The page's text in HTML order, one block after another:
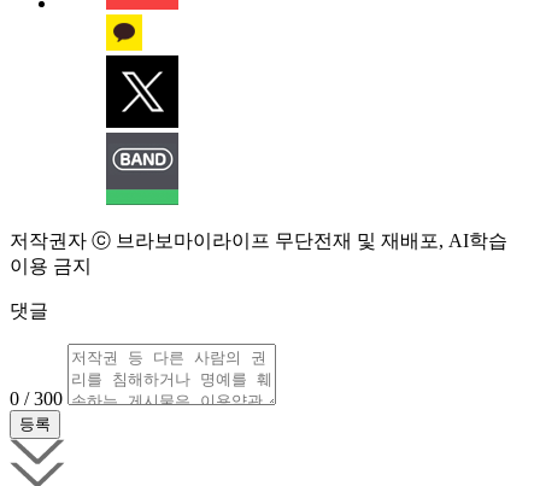
저작권자 ⓒ 브라보마이라이프 무단전재 및 재배포, AI학습
이용 금지
댓글
0 / 300